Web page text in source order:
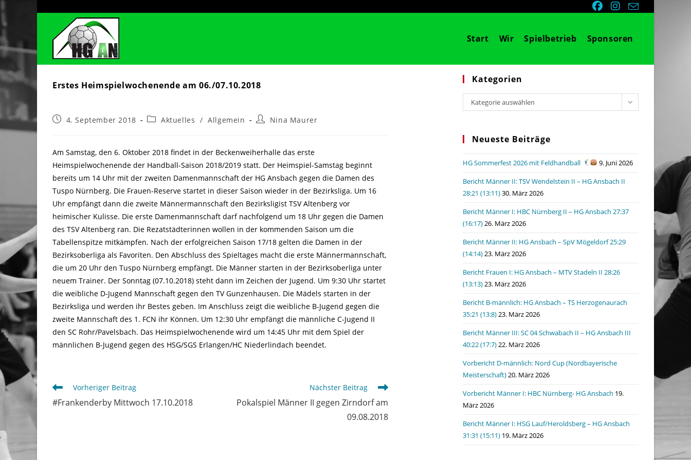
springen
Start Wir Spielbetrieb Sponsoren
Erstes Heimspielwochenende am 06./07.10.2018
Beitrag4. September 2018
Beitrags-
Aktuelles / Allgemein
Beitrags-Nina Maurer
Am Samstag, den 6. Oktober 2018 findet in der Beckenweiherhalle das erste
Heimspielwochenende der Handball-Saison 2018/2019 statt. Der Heimspiel-Samstag beginnt
bereits um 14 Uhr mit der zweiten Damenmannschaft der HG Ansbach gegen die Damen des
Tuspo Nürnberg. Die Frauen-Reserve startet in dieser Saison wieder in der Bezirksliga. Um 16
Uhr empfängt dann die zweite Männermannschaft den Bezirksligist TSV Altenberg vor
heimischer Kulisse. Die erste Damenmannschaft darf nachfolgend um 18 Uhr gegen die Damen
des TSV Altenberg ran. Die Rezatstädterinnen wollen in der kommenden Saison um die
Tabellenspitze mitkämpfen. Nach der erfolgreichen Saison 17/18 gelten die Damen in der
Bezirksoberliga als Favoriten. Den Abschluss des Spieltages macht die erste Männermannschaft,
die um 20 Uhr den Tuspo Nürnberg empfängt. Die Männer starten in der Bezirksoberliga unter
neuem Trainer. Der Sonntag (07.10.2018) steht dann im Zeichen der Jugend. Um 9:30 Uhr startet
die weibliche D-Jugend Mannschaft gegen den TV Gunzenhausen. Die Mädels starten in der
Bezirksliga und werden ihr Bestes geben. Im Anschluss zeigt die weibliche B-Jugend gegen die
zweite Mannschaft des 1. FCN ihr Können. Um 12:30 Uhr empfängt die männliche C-Jugend II
den SC Rohr/Pavelsbach. Das Heimspielwochenende wird um 14:45 Uhr mit dem Spiel der
männlichen B-Jugend gegen des HSG/SGS Erlangen/HC Niederlindach beendet.
Weitere
Artikel
ansehen
Vorheriger Beitrag
#Frankenderby Mittwoch 17.10.2018
Nächster Beitrag
Pokalspiel Männer II gegen Zirndorf am
09.08.2018
Kategorien
Kategorien
Kategorie auswählen
Neueste Beiträge
HG Sommerfest 2026 mit Feldhandball
9. Juni 2026
Bericht Männer II: TSV Wendelstein II – HG Ansbach II
28:21 (13:11)30. März 2026
Bericht Männer I: HBC Nürnberg II – HG Ansbach 27:37
(16:17)26. März 2026
Bericht Männer II: HG Ansbach – SpV Mögeldorf 25:29
(14:14)23. März 2026
Bericht Frauen I: HG Ansbach – MTV Stadeln II 28:26
(13:13)23. März 2026
Bericht B-männlich: HG Ansbach – TS Herzogenaurach
35:21 (13:8)23. März 2026
Bericht Männer III: SC 04 Schwabach II – HG Ansbach III
40:22 (17:7)22. März 2026
Vorbericht D-männlich: Nord Cup (Nordbayerische
Meisterschaft)20. März 2026
Vorbericht Männer I: HBC Nürnberg- HG Ansbach 19.
März 2026
Bericht Männer I: HSG Lauf/Heroldsberg – HG Ansbach
31:31 (15:11) 19. März 2026